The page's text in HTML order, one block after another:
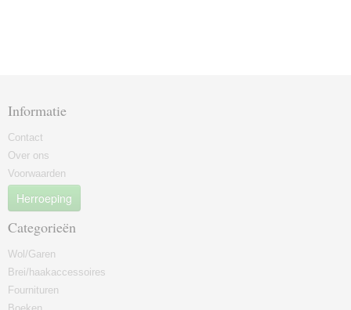
Informatie
Contact
Over ons
Voorwaarden
Herroeping
Categorieën
Wol/Garen
Brei/haakaccessoires
Fournituren